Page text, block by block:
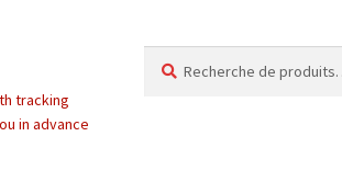
tracking
in advance
pour :